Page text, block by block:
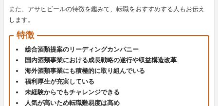
また、アサヒビールの特徴を鑑みて、転職をおすすめする人もお伝え
します。
特徴
総合酒類提案のリーディングカンパニー
国内酒類事業における成長戦略の遂行や収益構造改革
海外酒類事業にも積極的に取り組んでいる
福利厚生が充実している
未経験からでもチャレンジできる
人気が高いため転職難易度は高め